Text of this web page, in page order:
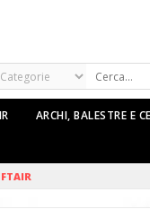
ARCHI, BALESTRE E